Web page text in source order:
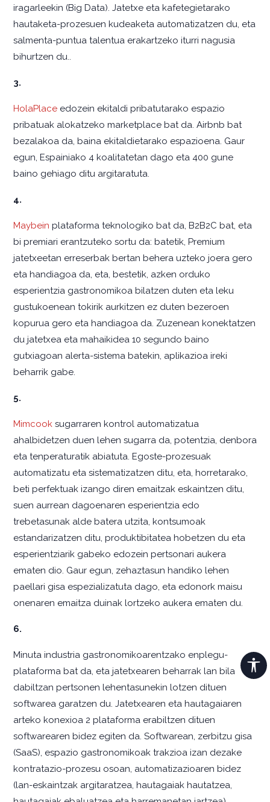
iragarleekin (Big Data). Jatetxe eta kafetegietarako
hautaketa-prozesuen kudeaketa automatizatzen du, eta
salmenta-puntua talentua erakartzeko iturri nagusia
bihurtzen du..
3.
HolaPlace edozein ekitaldi pribatutarako espazio
pribatuak alokatzeko marketplace bat da. Airbnb bat
bezalakoa da, baina ekitaldietarako espazioena. Gaur
egun, Espainiako 4 koalitatetan dago eta 400 gune
baino gehiago ditu argitaratuta.
4.
Maybein plataforma teknologiko bat da, B2B2C bat, eta
bi premiari erantzuteko sortu da: batetik, Premium
jatetxeetan erreserbak bertan behera uzteko joera gero
eta handiagoa da, eta, bestetik, azken orduko
esperientzia gastronomikoa bilatzen duten eta leku
gustukoenean tokirik aurkitzen ez duten bezeroen
kopurua gero eta handiagoa da. Zuzenean konektatzen
du jatetxea eta mahaikidea 10 segundo baino
gutxiagoan alerta-sistema batekin, aplikazioa ireki
beharrik gabe.
5.
Mimcook sugarraren kontrol automatizatua
ahalbidetzen duen lehen sugarra da, potentzia, denbora
eta tenperaturatik abiatuta. Egoste-prozesuak
automatizatu eta sistematizatzen ditu, eta, horretarako,
beti perfektuak izango diren emaitzak eskaintzen ditu,
suen aurrean dagoenaren esperientzia edo
trebetasunak alde batera utzita, kontsumoak
estandarizatzen ditu, produktibitatea hobetzen du eta
esperientziarik gabeko edozein pertsonari aukera
ematen dio. Gaur egun, zehaztasun handiko lehen
paellari gisa espezializatuta dago, eta edonork maisu
onenaren emaitza duinak lortzeko aukera ematen du.
6.
Minuta industria gastronomikoarentzako enplegu-
plataforma bat da, eta jatetxearen beharrak lan bila
dabiltzan pertsonen lehentasunekin lotzen dituen
softwarea garatzen du. Jatetxearen eta hautagaiaren
arteko konexioa 2 plataforma erabiltzen dituen
softwarearen bidez egiten da. Softwarean, zerbitzu gisa
(SaaS), espazio gastronomikoak trakzioa izan dezake
kontratazio-prozesu osoan, automatizazioaren bidez
(lan-eskaintzak argitaratzea, hautagaiak hautatzea,